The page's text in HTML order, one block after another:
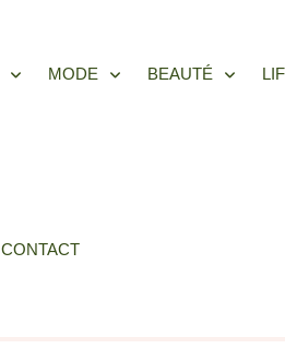
MODE BEAUTÉ
CONTACT